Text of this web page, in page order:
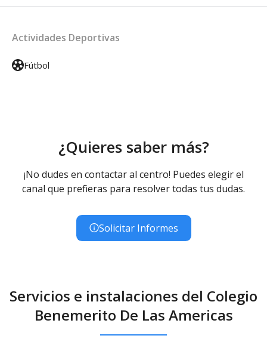
Actividades Deportivas
Fútbol
¿Quieres saber más?
¡No dudes en contactar al centro! Puedes elegir el
canal que prefieras para resolver todas tus dudas.
Solicitar Informes
Servicios e instalaciones del Colegio
Benemerito De Las Americas